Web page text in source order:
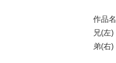
作品名
兄(左
弟(右